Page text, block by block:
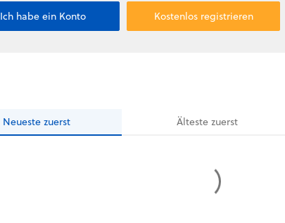
Ich habe ein Konto Kostenlos registrieren
Neueste zuerst Ältestezuerst